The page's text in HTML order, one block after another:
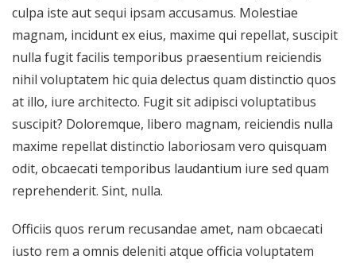
culpa iste aut sequi ipsam accusamus. Molestiae
magnam, incidunt ex eius, maxime qui repellat, suscipit
nulla fugit facilis temporibus praesentium reiciendis
nihil voluptatem hic quia delectus quam distinctio quos
at illo, iure architecto. Fugit sit adipisci voluptatibus
suscipit? Doloremque, libero magnam, reiciendis nulla
maxime repellat distinctio laboriosam vero quisquam
odit, obcaecati temporibus laudantium iure sed quam
reprehenderit. Sint, nulla.
Officiis quos rerum recusandae amet, nam obcaecati
iusto rem a omnis deleniti atque officia voluptatem